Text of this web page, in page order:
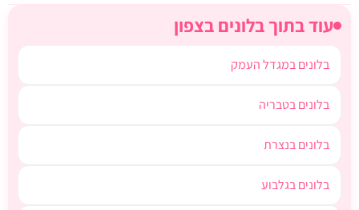
עוד בתוך בלונים בצפון
בלונים במגדל העמק
בלונים בטבריה
בלונים בנצרת
בלונים בגלבוע